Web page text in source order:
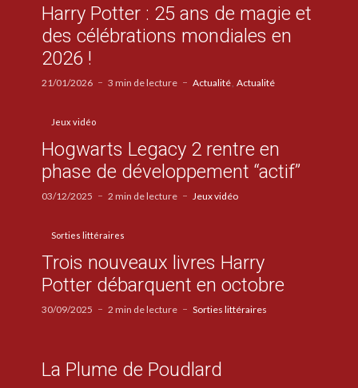
Harry Potter : 25 ans de magie et
des célébrations mondiales en
2026 !
21/01/2026 3 min de lecture Actualité Actualité
Jeux vidéo
Hogwarts Legacy 2 rentre en
phase de développement “actif”
03/12/2025 2 min de lecture Jeux vidéo
Sorties littéraires
Trois nouveaux livres Harry
Potter débarquent en octobre
30/09/2025 2 min de lecture Sorties littéraires
La Plume de Poudlard